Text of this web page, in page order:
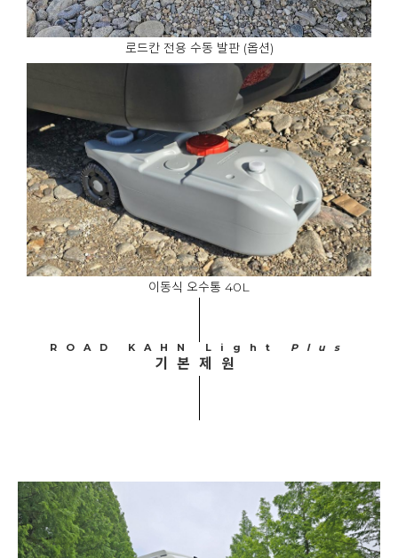
로드칸 전용 수동 발판 (옵션)
이동식 오수통 40L
ROAD KAHN Light Plus
기본제원